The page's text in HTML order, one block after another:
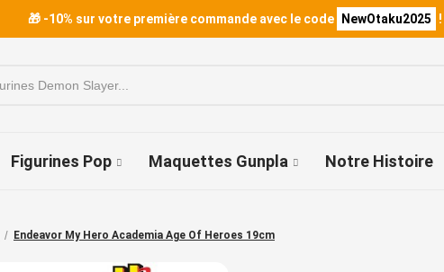
🎁 -10% sur votre première commande avec le code NewOtaku2025
Figurines Pop Maquettes Gunpla Notre Histoire
Endeavor My Hero Academia Age Of Heroes 19cm